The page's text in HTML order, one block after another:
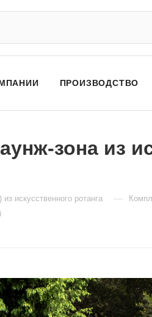
ПРОИЗВОДСТВО
зона из
искусственного ротанга —